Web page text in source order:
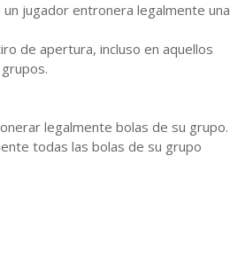
jugador entronera legalmente una
de apertura, incluso en aquellos
legalmente bolas de su grupo.
todas las bolas de su grupo